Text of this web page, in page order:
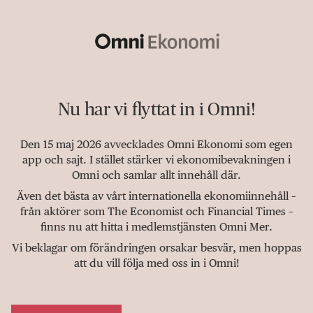
Nu har vi flyttat in i Omni!
Den 15 maj 2026 avvecklades Omni Ekonomi som egen
app och sajt. I stället stärker vi ekonomibevakningen i
Omni och samlar allt innehåll där.
Även det bästa av vårt internationella ekonomiinnehåll –
från aktörer som The Economist och Financial Times –
finns nu att hitta i medlemstjänsten Omni Mer.
Vi beklagar om förändringen orsakar besvär, men hoppas
att du vill följa med oss in i Omni!